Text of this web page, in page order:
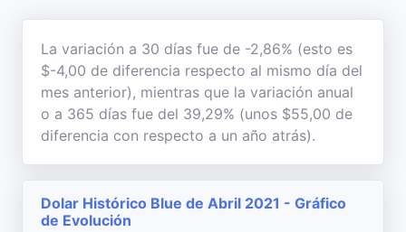
La variación a 30 días fue de -2,86% (esto es
$-4,00 de diferencia respecto al mismo día del
mes anterior), mientras que la variación anual
o a 365 días fue del 39,29% (unos $55,00 de
diferencia con respecto a un año atrás).
Dolar Histórico Blue de Abril 2021 - Gráfico
de Evolución